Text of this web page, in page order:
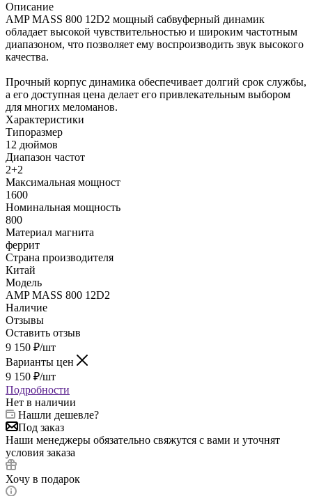
Описание
AMP MASS 800 12D2 мощный сабвуферный динамик
обладает высокой чувствительностью и широким частотным
диапазоном, что позволяет ему воспроизводить звук высокого
качества.
Прочный корпус динамика обеспечивает долгий срок службы,
а его доступная цена делает его привлекательным выбором
для многих меломанов.
Характеристики
Типоразмер
12 дюймов
Диапазон частот
2+2
Максимальная мощност
1600
Номинальная мощность
800
Материал магнита
феррит
Страна производителя
Китай
Модель
AMP MASS 800 12D2
Наличие
Отзывы
Оставить отзыв
9 150 ₽/шт
Варианты цен
9 150 ₽/шт
Подробности
Нет в наличии
Нашли дешевле?
Под заказ
Наши менеджеры обязательно свяжутся с вами и уточнят
условия заказа
Хочу в подарок